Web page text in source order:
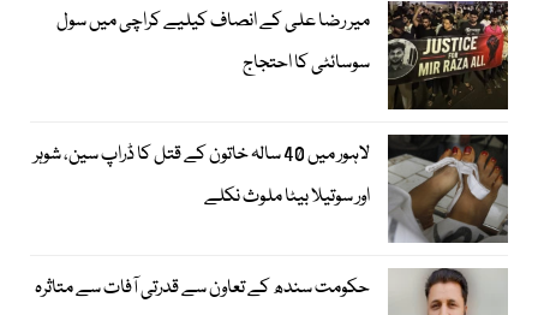
میر رضا علی کے انصاف کیلیے کراچی میں سول
سوسائٹی کا احتجاج
لاہور میں 40 سالہ خاتون کے قتل کا ڈراپ سین، شوہر
اور سوتیلا بیٹا ملوث نکلے
حکومت سندھ کے تعاون سے قدرتی آفات سے متاثرہ